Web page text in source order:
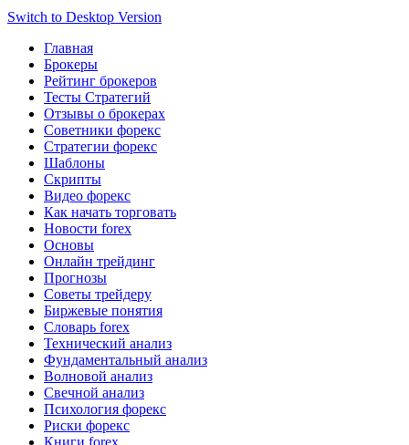
Switch to Desktop Version
Главная
Брокеры
Рейтинг брокеров
Тесты Стратегий
Отзывы о брокерах
Советники форекс
Стратегии форекс
Шаблоны
Скрипты
Видео форекс
Как начать торговать
Новости forex
Основы
Онлайн трейдинг
Прогнозы
Советы трейдеру
Биржевые понятия
Словарь forex
Технический анализ
Фундаментальный анализ
Волновой анализ
Свечной анализ
Психология форекс
Риски форекс
Книги forex